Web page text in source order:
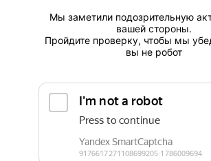
Мы заметили подозрительную
вашей стороны.
Пройдите проверку, чтобы мы
вы не робот